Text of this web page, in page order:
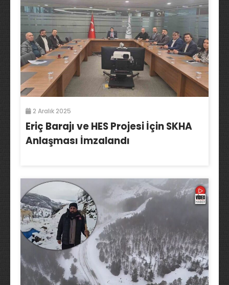
2 Aralık 2025
Eriç Barajı ve HES Projesi İçin SKHA
Anlaşması İmzalandı